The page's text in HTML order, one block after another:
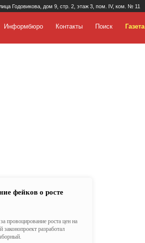
Годовикова, дом 9, стр. 2, этаж 3, пом. IV, ком. № 11
Информбюро Контакты Поиск Газета
фейков о росте
провоцирование роста цен на
разработал